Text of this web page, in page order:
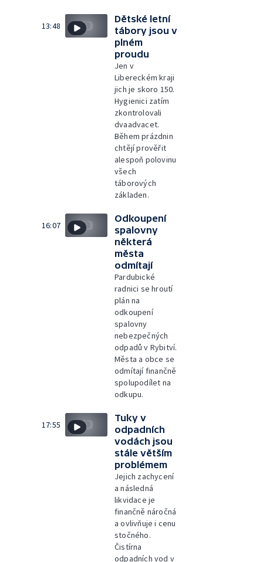
13:48
Dětské letní
tábory jsou v
plném
proudu
Jen v
Libereckém kraji
jich je skoro 150.
Hygienici zatím
zkontrolovali
dvaadvacet.
Během prázdnin
chtějí prověřit
alespoň polovinu
všech
táborových
základen.
16:07
Odkoupení
spalovny
některá
města
odmítají
Pardubické
radnici se hroutí
plán na
odkoupení
spalovny
nebezpečných
odpadů v Rybitví.
Města a obce se
odmítají finančně
spolupodílet na
odkupu.
17:55
Tuky v
odpadních
vodách jsou
stále větším
problémem
Jejich zachycení
a následná
likvidace je
finančně náročná
a ovlivňuje i cenu
stočného.
Čistírna
odpadních vod v